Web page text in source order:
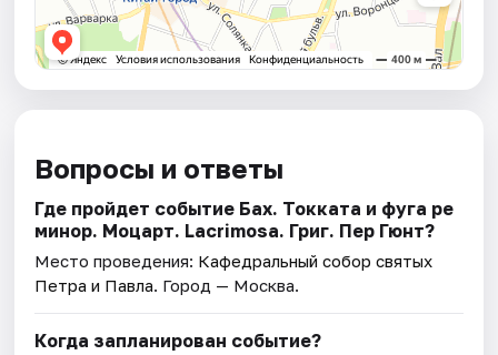
Вопросы и ответы
Где пройдет событие Бах. Токката и фуга ре
минор. Моцарт. Lacrimosa. Григ. Пер Гюнт?
Место проведения: Кафедральный собор святых
Петра и Павла. Город — Москва.
Когда запланирован событие?